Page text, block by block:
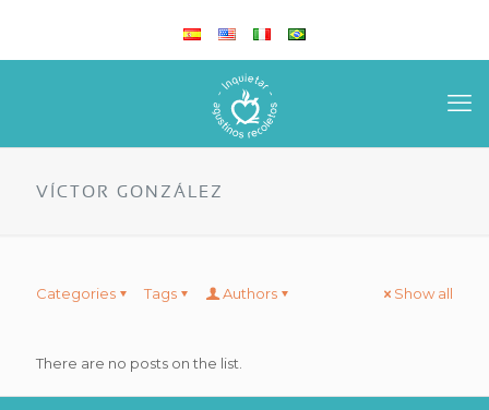
VÍCTOR GONZÁLEZ
Categories Tags Authors Show all
There are no posts on the list.